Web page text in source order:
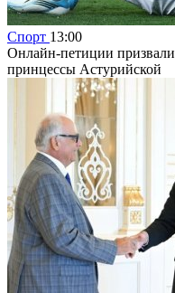
Спорт 13:00
Онлайн-петиции
принцессы Астурийской